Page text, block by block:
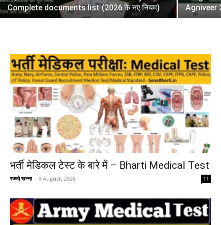
Complete documents list (2026 के नए नियम)
Agniveer
भर्ती मेडिकल टेस्ट के बारे में – Bharti Medical Test
रज्जो खन्ना - 9 August, 2026 11